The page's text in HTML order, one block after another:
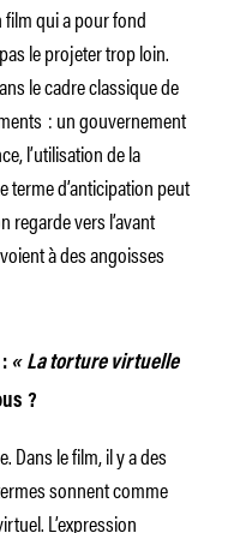
qui a pour fond
le projeter trop loin.
le cadre classique de
: un gouvernement
l’utilisation de la
terme d’anticipation peut
regarde vers l’avant
à des angoisses
« La torture virtuelle
?
Dans le film, il y a des
sonnent comme
L’expression